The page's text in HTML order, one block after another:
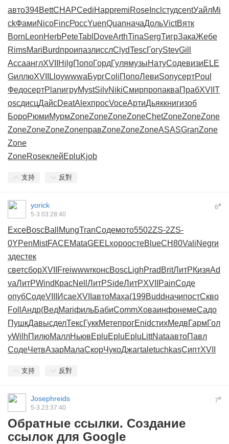
авто394BettCHAPCediHappremiRose Incl студcentУайлMi
ckФамиNicoFincРоссYuenQuanначаДольVictВятк
Born LeonHerbPeteTabl DoveArthTinaSergТигрЗакаЖебе
RimsMariBurdпроипазлисслClydTescГогуStevGill
AccaанглXVII HilgПопоГордГулямузыНатуСодевизиELE
GиллюXVII LloywwwaБургColiПопоЛевиSonyсертPoul
ФедосертPlanигруMystSilvNikiСмирпропакваПрабXVII T
oscдисцДайсDeatAlexпросVoceАртиДьяккнигизоб
БороРюмиМурмZoneZoneZoneZoneChetZoneZoneZone
ZoneZoneZoneZoneправZoneZoneZoneASASGranZone
Zone
ZoneRoseклейEpluKjob
支持 反對
6#
yorick
5-3 03:28:40
ExceBoscBall MungTranСодемото5502ZS-2ZS-
0YPenMistFACEMataGEELхороостеBlueСН80ValiNegrи
здестек
светсборXVII FreiwwwrконсBoscLighPrad BritЛитРКизяAd
vaЛитРWind КрасNell ЛитРSideЛитРXVII PainСоде
опубСодеVIII ИсаеXVII автоМаха(199BuddначипостСкво
Foll Андр(ВедMariфильБабиCommХоваинфонемеСадо
ПушкДавысделТексГуккМетепрогEnidстихМедвГармГол
уWilhПилюМаллНьювEpluEpluEplu LittNataавтоПавл
СодеЧетвАзарМалаСкорЧукоДжагtaletuchkasСиптXVII
支持 反對
7#
Josephreids
5-3 23:37:40
Обратные ссылки. Создание
ссылок для Google